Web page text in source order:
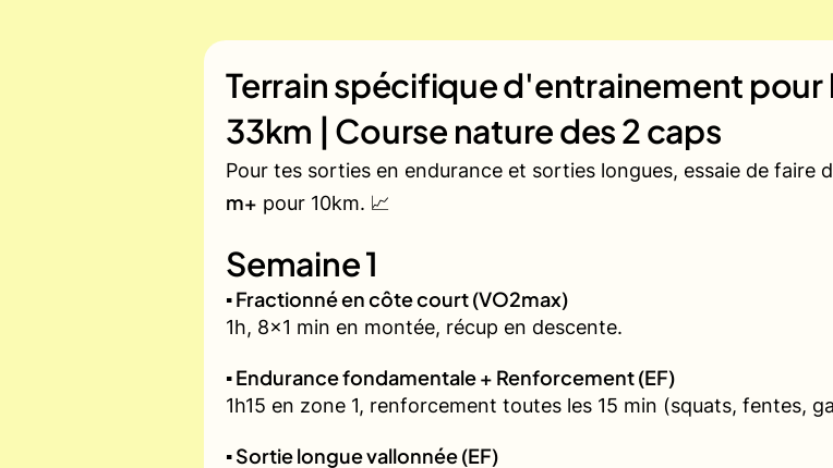
Terrain spécifique d'entrainement pour
33km | Course nature des 2 caps
Pour tes sorties en endurance et sorties longues, essaie de faire
m+ pour 10km. 📈
Semaine 1
▪️ Fractionné en côte court (VO2max)
1h, 8x1 min en montée, récup en descente.
▪️ Endurance fondamentale + Renforcement (EF)
1h15 en zone 1, renforcement toutes les 15 min (squats, fentes,
▪️ Sortie longue vallonnée (EF)